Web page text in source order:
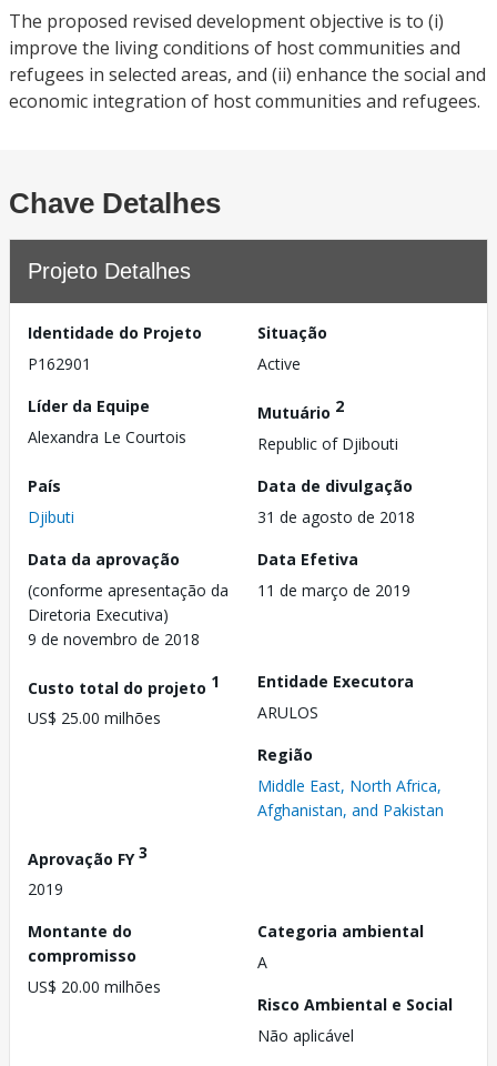
The proposed revised development objective is to (i)
improve the living conditions of host communities and
refugees in selected areas, and (ii) enhance the social and
economic integration of host communities and refugees.
Chave Detalhes
Projeto Detalhes
Identidade do Projeto
P162901
Situação
Active
Líder da Equipe
Alexandra Le Courtois
Mutuário 2
Republic of Djibouti
País
Djibuti
Data de divulgação
31 de agosto de 2018
Data da aprovação
(conforme apresentação da
Diretoria Executiva)
9 de novembro de 2018
Data Efetiva
11 de março de 2019
Custo total do projeto 1
US$ 25.00 milhões
Entidade Executora
ARULOS
Região
Middle East, North Africa,
Afghanistan, and Pakistan
Aprovação FY3
2019
Montante do
compromisso
US$ 20.00 milhões
Categoria ambiental
A
Risco Ambiental e Social
Não aplicável